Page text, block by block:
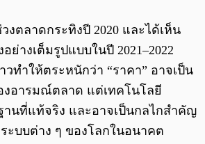
งตลาดกระทิงปี 2020 และได้เห็น
ย่างเต็มรูปแบบในปี 2021–2022
ทำให้ตระหนักว่า “ราคา” อาจเป็น
งอารมณ์ตลาด แต่เทคโนโลยี
านที่แท้จริง และอาจเป็นกลไกสำคัญ
ะบบต่าง ๆ ของโลกในอนาคต